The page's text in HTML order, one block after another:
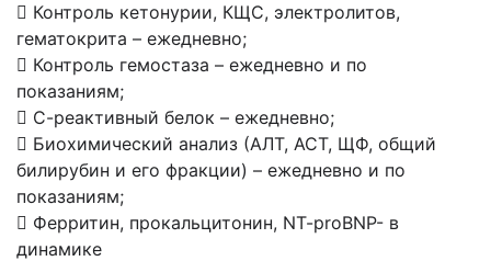
 Контроль кетонурии, КЩС, электролитов,
гематокрита – ежедневно;
 Контроль гемостаза – ежедневно и по
показаниям;
 С-реактивный белок – ежедневно;
 Биохимический анализ (АЛТ, АСТ, ЩФ, общий
билирубин и его фракции) – ежедневно и по
показаниям;
 Ферритин, прокальцитонин, NT-proBNP- в
динамике